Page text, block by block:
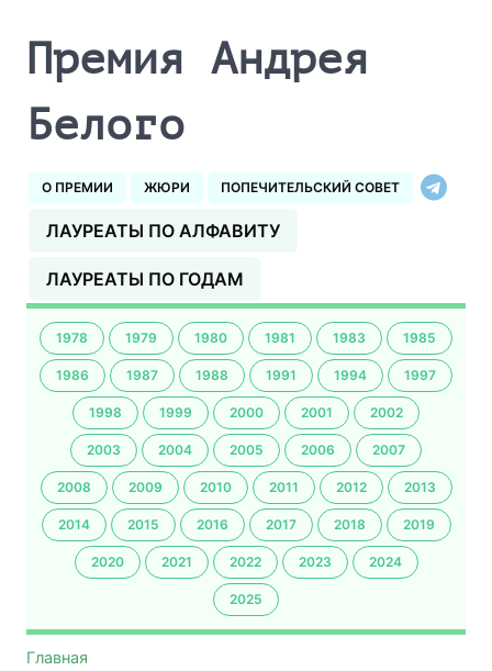
Премия Андрея
Белого
О ПРЕМИИ ЖЮРИ ПОПЕЧИТЕЛЬСКИЙ СОВЕТ
ЛАУРЕАТЫ ПО АЛФАВИТУ
ЛАУРЕАТЫ ПО ГОДАМ
1978 1979 1980 1981 1983 1985
1986 1987 1988 1991 1994 1997
1998 1999 2000 2001 2002
2003 2004 2005 2006 2007
2008 2009 2010 2011 2012 2013
2014 2015 2016 2017 2018 2019
2020 2021 2022 2023 2024
2025
Главная